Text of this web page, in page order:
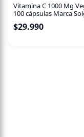
Vitamina C 1000 Mg
100 cápsulas Marca
$29.990